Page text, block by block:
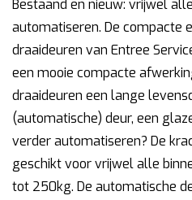
Bestaand en nieuw: vrijwel
automatiseren. De compacte
draaideuren van Entree
een mooie compacte
draaideuren een lange
(automatische) deur, een
verder automatiseren? De
geschikt voor vrijwel alle
tot 250kg. De automatische